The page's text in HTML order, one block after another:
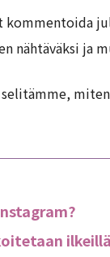
kommentoida
nähtäväksi ja
selitämme,